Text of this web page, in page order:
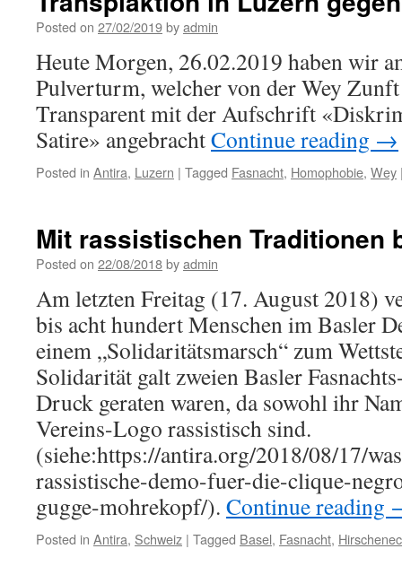
Posted on 27/02/2019byadmin
Heute Morgen, 26.02.2019 haben wir
Pulverturm, welcher von der Wey
Transparent mit der Aufschrift
Satire» angebrachtContinue reading →
Posted in Antira, Luzern | Tagged Fasnacht, Homophobie, Wey
Mit rassistischen Traditionen
Posted on 22/08/2018byadmin
Am letzten Freitag (17. August 2018)
bis acht hundert Menschen im Basler
einem „Solidaritätsmarsch“ zum
Solidarität galt zweien Basler
Druck geraten waren, da sowohl ihr
Vereins-Logo rassistisch sind.
(siehe:https://antira.org/2018/08/17/
rassistische-demo-fuer-die-clique-
gugge-mohrekopf/). Continue reading
Posted in Antira, Schweiz | Tagged Basel, Fasnacht,